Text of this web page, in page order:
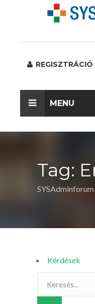
REGISZTRÁCIÓ
MENU
Tag:
SYSAdminforum
Kérdések